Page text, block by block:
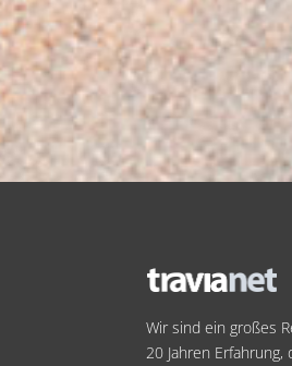
Wir sind ein großes
20 Jahren Erfahrung,